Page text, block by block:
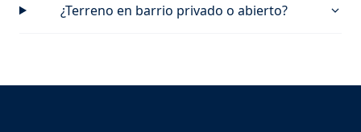
¿Terreno en barrio privado o abierto?